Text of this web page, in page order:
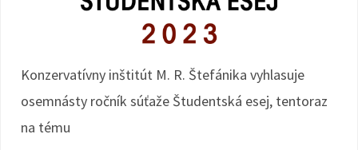
Konzervatívny inštitút M. R. Štefánika vyhlasuje
osemnásty ročník súťaže Študentská esej, tentoraz
na tému